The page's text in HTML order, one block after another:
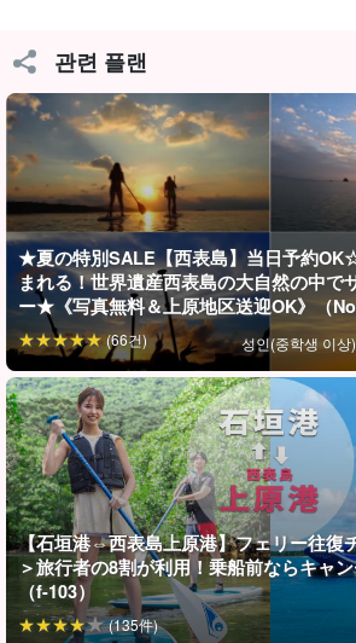
초보자나 어린이도 환영
세계자연유산으로 등록된 이리오모테 섬의
체험할 수 있는 것은 역시 카누입니다.
카누는 안정감이 뛰어나 어린아이부터 다양
부담 없이 즐길 수 있다.
관련 플랜
★夏の特別SALE【西表島】当日予約
まれる！世界遺産西表島の大自然の中で
ー★《写真無料＆上原地区送迎OK》（
성인(중학생 이
(66건)
【石垣港⇔西表島上原港】フェリー往復
＞旅行者の8割が利用！乗船前ならキャ
（f-103）
(135件)